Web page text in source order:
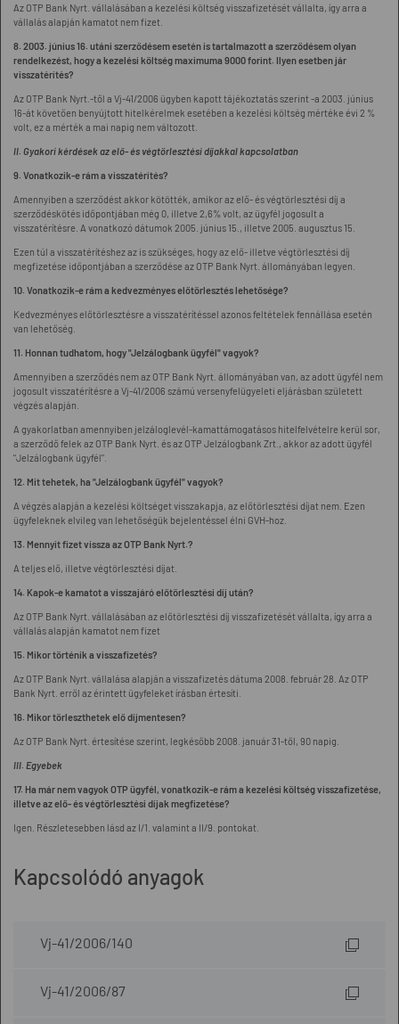
Az OTP Bank Nyrt. vállalásában a kezelési költség visszafizetését vállalta, így arra a
vállalás alapján kamatot nem fizet.
8. 2003. június 16. utáni szerződésem esetén is tartalmazott a szerződésem olyan
rendelkezést, hogy a kezelési költség maximuma 9000 forint. Ilyen esetben jár
visszatérítés?
Az OTP Bank Nyrt.-től a Vj-41/2006 ügyben kapott tájékoztatás szerint -a 2003. június
16-át követően benyújtott hitelkérelmek esetében a kezelési költség mértéke évi 2 %
volt, ez a mérték a mai napig nem változott.
II. Gyakori kérdések az elő- és végtörlesztési díjakkal kapcsolatban
9. Vonatkozik-e rám a visszatérítés?
Amennyiben a szerződést akkor kötötték, amikor az elő- és végtörlesztési díj a
szerződéskötés időpontjában még 0, illetve 2,6% volt, az ügyfél jogosult a
visszatérítésre. A vonatkozó dátumok 2005. június 15., illetve 2005. augusztus 15.
Ezen túl a visszatérítéshez az is szükséges, hogy az elő- illetve végtörlesztési díj
megfizetése időpontjában a szerződése az OTP Bank Nyrt. állományában legyen.
10. Vonatkozik-e rám a kedvezményes előtörlesztés lehetősége?
Kedvezményes előtörlesztésre a visszatérítéssel azonos feltételek fennállása esetén
van lehetőség.
11. Honnan tudhatom, hogy "Jelzálogbank ügyfél" vagyok?
Amennyiben a szerződés nem az OTP Bank Nyrt. állományában van, az adott ügyfél nem
jogosult visszatérítésre a Vj-41/2006 számú versenyfelügyeleti eljárásban született
végzés alapján.
A gyakorlatban amennyiben jelzáloglevél-kamattámogatásos hitelfelvételre kerül sor,
a szerződő felek az OTP Bank Nyrt. és az OTP Jelzálogbank Zrt., akkor az adott ügyfél
"Jelzálogbank ügyfél".
12. Mit tehetek, ha "Jelzálogbank ügyfél" vagyok?
A végzés alapján a kezelési költséget visszakapja, az előtörlesztési díjat nem. Ezen
ügyfeleknek elvileg van lehetőségük bejelentéssel élni GVH-hoz.
13. Mennyit fizet vissza az OTP Bank Nyrt.?
A teljes elő, illetve végtörlesztési díjat.
14. Kapok-e kamatot a visszajáró előtörlesztési díj után?
Az OTP Bank Nyrt. vállalásában az előtörlesztési díj visszafizetését vállalta, így arra a
vállalás alapján kamatot nem fizet
15. Mikor történik a visszafizetés?
Az OTP Bank Nyrt. vállalása alapján a visszafizetés dátuma 2008. február 28. Az OTP
Bank Nyrt. erről az érintett ügyfeleket írásban értesíti.
16. Mikor törleszthetek elő díjmentesen?
Az OTP Bank Nyrt. értesítése szerint, legkésőbb 2008. január 31-től, 90 napig.
III. Egyebek
17. Ha már nem vagyok OTP ügyfél, vonatkozik-e rám a kezelési költség visszafizetése,
illetve az elő- és végtörlesztési díjak megfizetése?
Igen. Részletesebben lásd az I/1. valamint a II/9. pontokat.
Kapcsolódó anyagok
Vj-41/2006/140
Vj-41/2006/87